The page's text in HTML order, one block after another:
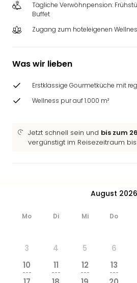
Tägliche Verwöhnpension:
Buffet
Zugang zum hoteleigenen
Was wir lieben
Erstklassige Gourmetküche mit
Wellness pur auf 1.000 m²
Jetzt schnell sein und bis zum
vergünstigt im Reisezeitraum bis
August 2026
Mo Di Mi Do
3
4 5 6
10
---
11
---
12
---
13
---